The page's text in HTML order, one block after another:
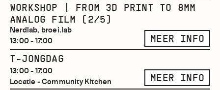
WORKSHOP | FROM 3D PRINT TO 8MM
ANALOG FILM (2/5)
Nerdlab, broei.lab
13:00 - 17:00
MEER INFO
T-JONGDAG
13:00 - 17:00
Locatie - Community Kitchen
MEER INFO